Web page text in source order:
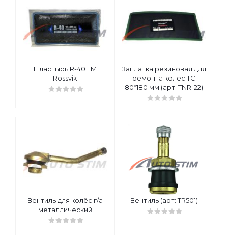
Пластырь R-40 TM
Rossvik
Заплатка резиновая для
ремонта колес ТС
80*180 мм (арт: TNR-22)
Вентиль для колёс г/а
металлический
Вентиль (арт: TR501)